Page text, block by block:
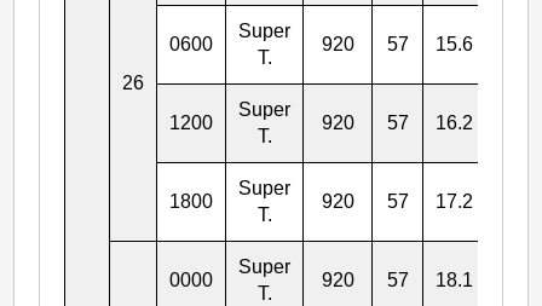
26
0600
Super
T.
920 57 15.6
1200
Super
T.
920 57 16.2
1800
Super
T.
920 57 17.2
0000
Super
T.
920 57 18.1